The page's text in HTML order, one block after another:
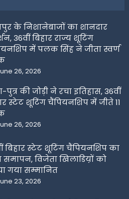
के निशानेबाजों का शानदार
36वीं बिहार राज्य शूटिंग
में पलक सिंह ने जीता स्वर्ण
26, 2026
पुत्र की जोड़ी ने रचा इतिहास, 36वीं
स्टेट शूटिंग चैंपियनशिप में जीते 11
26, 2026
बिहार स्टेट शूटिंग चैंपियनशिप का
समापन, विजेता खिलाडिय़ों को
गया सम्मानित
23, 2026